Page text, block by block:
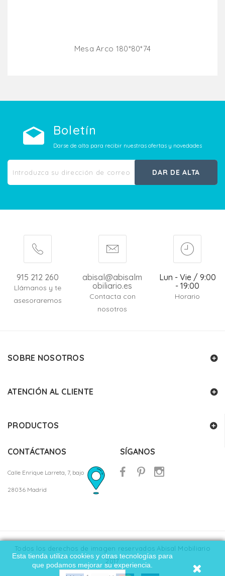
Esta tienda utiliza cookies y otras tecnologías para
que podamos mejorar su experiencia.
Mesa Arco 180*80*74
Boletín
Darse de alta para recibir nuestras ofertas y novedades
DAR DE ALTA
915 212 260
Llámanos y te
asesoraremos
abisal@abisalm
obiliario.es
Contacta con
nosotros
Lun - Vie / 9:00
- 19:00
Horario
SOBRE NOSOTROS
ATENCIÓN AL CLIENTE
PRODUCTOS
CONTÁCTANOS
Calle Enrique Larreta, 7, bajo
28036 Madrid
SÍGANOS
Todos los derechos de imagen reservados Abisal Mobiliario
2017